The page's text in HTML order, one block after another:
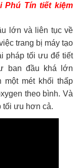
Phú Tín tiết kiệm
lớn và liên tục về
trang bị máy tạo
pháp tối ưu để tiết
ban đầu khá lớn
một mét khối thấp
theo bình. Và
tối ưu hơn cả.